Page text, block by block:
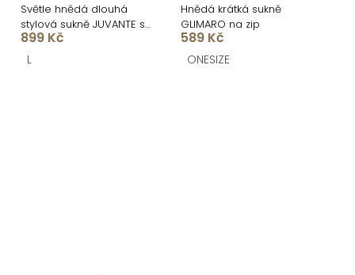
Světle hnědá dlouhá
stylová sukně JUVANTE s
páskem
899 Kč
L
Hnědá krátká sukně
GLIMARO na zip
589 Kč
ONESIZE